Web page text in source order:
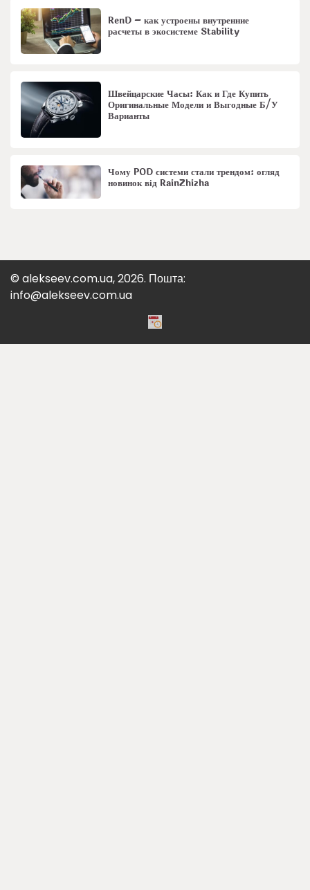
RenD – как устроены внутренние
расчеты в экосистеме Stability
Швейцарские Часы: Как и Где Купить
Оригинальные Модели и Выгодные Б/У
Варианты
Чому POD системи стали трендом: огляд
новинок від RainZhizha
© alekseev.com.ua, 2026. Пошта:
info@alekseev.com.ua